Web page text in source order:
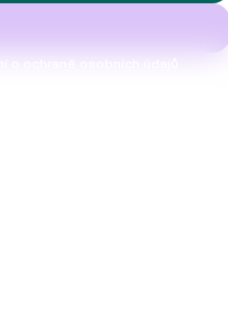
o ochraně osobních údajů